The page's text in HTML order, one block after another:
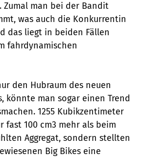
Zumal man bei der Bandit
was auch die Konkurrentin
das liegt in beiden Fällen
fahrdynamischen
den Hubraum des neuen
könnte man sogar einen Trend
1255 Kubikzentimeter 
fast 100 cm3 mehr als beim
Aggregat, sondern stellten
Big Bikes eine